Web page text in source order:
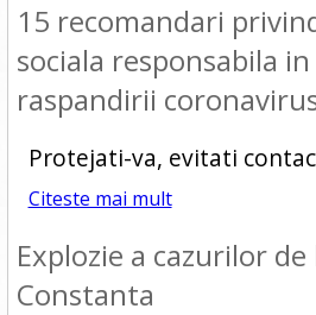
15 recomandari
sociala responsabila
raspandirii
Protejati-va, evitati
Citeste mai mult
Explozie a cazurilor
Constanta